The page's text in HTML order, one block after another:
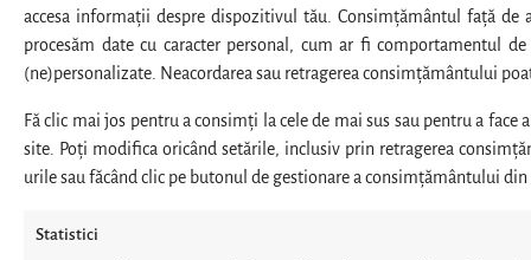
accesa informații despre dispozitivul tău. Consimțământul față
procesăm date cu caracter personal, cum ar fi comportamentul
(ne)personalizate. Neacordarea sau retragerea consimțământului
Fă clic mai jos pentru a consimți la cele de mai sus sau pentru a
site. Poți modifica oricând setările, inclusiv prin retragerea
urile sau făcând clic pe butonul de gestionare a consimțământului din
Statistici